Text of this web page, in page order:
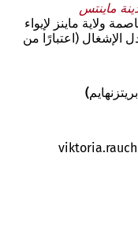
ماينتس
ولاية ماينز لإيواء
الإشغال (اعتبارًا من
viktoria.rauch